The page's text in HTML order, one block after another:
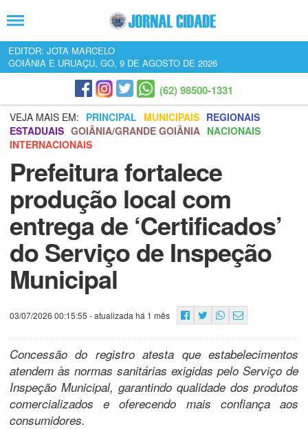
EDITOR: JOTA MARCELO
GOIÂNIA E URUAÇU, GO, 9 DE AGOSTO DE 2026
(62) 98500-1331
VEJA MAIS EM: PRINCIPAL MUNICIPAIS REGIONAIS
ESTADUAIS GOIÂNIA/GRANDE GOIÂNIA NACIONAIS
INTERNACIONAIS
Prefeitura fortalece
produção local com
entrega de ‘Certificados’
do Serviço de Inspeção
Municipal
03/07/2026 00:15:55 - atualizada há 1 mês
Concessão do registro atesta que estabelecimentos
atendem às normas sanitárias exigidas pelo Serviço de
Inspeção Municipal, garantindo qualidade dos produtos
comercializados e oferecendo mais confiança aos
consumidores.